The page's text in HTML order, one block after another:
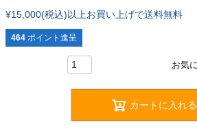
¥15,000(税込)以上お買い上げで送料無料
464 ポイント進呈
カートに入れる